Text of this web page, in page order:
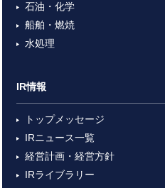
石油・化学
船舶・燃焼
水処理
IR情報
トップメッセージ
IRニュース一覧
経営計画・経営方針
IRライブラリー